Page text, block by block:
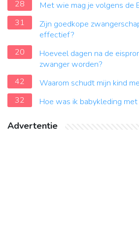
28
Met wie mag je volgens de
31
Zijn goedkope
effectief?
20
Hoeveel dagen na de
zwanger worden?
42
Waarom schudt mijn kind
32
Hoe was ik babykleding
Advertentie